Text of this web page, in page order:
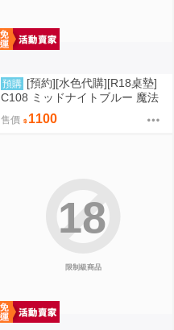
預購 [預約][水色代購][R18桌墊]
C108 ミッドナイトブルー 魔法
少女 伊莉雅&克洛伊&美遊 翹臀
售價 1100
限制級商品
18